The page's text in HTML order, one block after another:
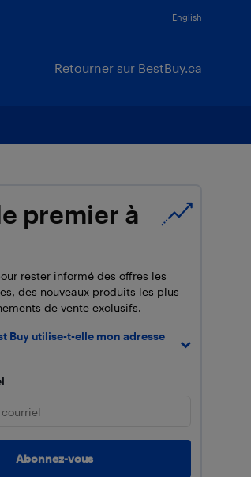
English
Retourner sur BestBuy.ca
premier à
rester informé des offres les
des nouveaux produits les plus
de vente exclusifs.
Buy utilise-t-elle mon adresse